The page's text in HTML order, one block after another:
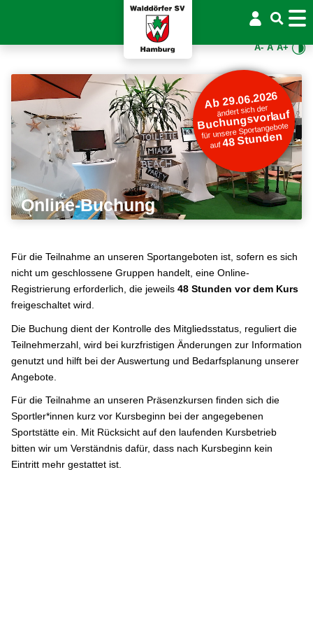
A- A A+
Ab 29.06.2026
ändert sich der
Buchungsvorlauf
für unsere Sportangebote
auf48 Stunden
Online-Buchung
Für die Teilnahme an unseren Sportangeboten ist, sofern es sich
nicht um geschlossene Gruppen handelt, eine Online-
Registrierung erforderlich, die jeweils 48 Stunden vor dem Kurs
freigeschaltet wird.
Die Buchung dient der Kontrolle des Mitgliedsstatus, reguliert die
Teilnehmerzahl, wird bei kurzfristigen Änderungen zur Information
genutzt und hilft bei der Auswertung und Bedarfsplanung unserer
Angebote.
Für die Teilnahme an unseren Präsenzkursen finden sich die
Sportler*innen kurz vor Kursbeginn bei der angegebenen
Sportstätte ein. Mit Rücksicht auf den laufenden Kursbetrieb
bitten wir um Verständnis dafür, dass nach Kursbeginn kein
Eintritt mehr gestattet ist.